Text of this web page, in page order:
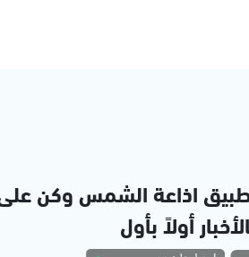
اذاعة الشمس وكن
أولاً بأول